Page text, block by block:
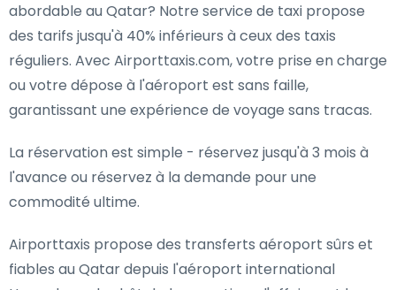
abordable au Qatar? Notre service de taxi propose
des tarifs jusqu'à 40% inférieurs à ceux des taxis
réguliers. Avec Airporttaxis.com, votre prise en charge
ou votre dépose à l'aéroport est sans faille,
garantissant une expérience de voyage sans tracas.
La réservation est simple - réservez jusqu'à 3 mois à
l'avance ou réservez à la demande pour une
commodité ultime.
Airporttaxis propose des transferts aéroport sûrs et
fiables au Qatardepuis l'aéroport international